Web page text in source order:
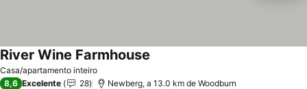
Casa/apartamento inteiro
River Wine Farmhouse
8,6 Excelente 28 Newberg, a 13.0 km de Woodburn